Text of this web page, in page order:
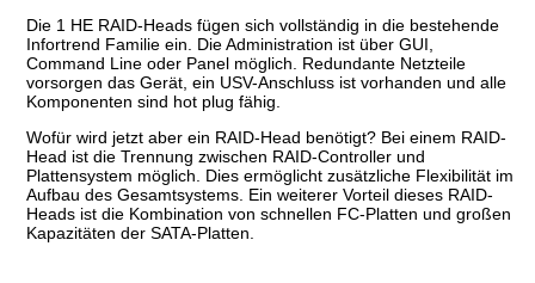
Die 1 HE RAID-Heads fügen sich vollständig in die bestehende
Infortrend Familie ein. Die Administration ist über GUI,
Command Line oder Panel möglich. Redundante Netzteile
vorsorgen das Gerät, ein USV-Anschluss ist vorhanden und alle
Komponenten sind hot plug fähig.
Wofür wird jetzt aber ein RAID-Head benötigt? Bei einem RAID-
Head ist die Trennung zwischen RAID-Controller und
Plattensystem möglich. Dies ermöglicht zusätzliche Flexibilität im
Aufbau des Gesamtsystems. Ein weiterer Vorteil dieses RAID-
Heads ist die Kombination von schnellen FC-Platten und großen
Kapazitäten der SATA-Platten.